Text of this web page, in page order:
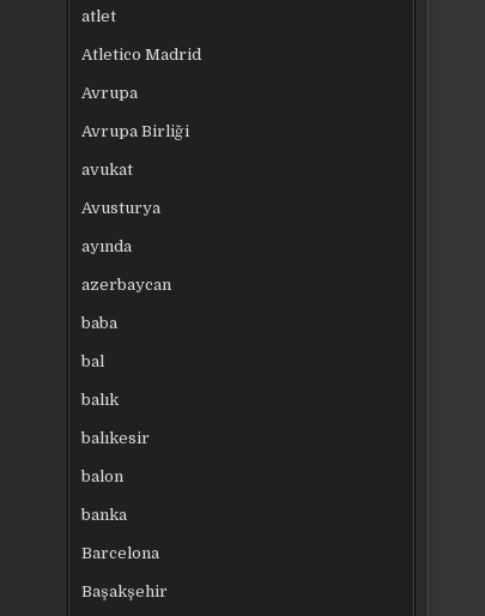
atlet
Atletico Madrid
Avrupa
Avrupa Birliği
avukat
Avusturya
ayında
azerbaycan
baba
bal
balık
balıkesir
balon
banka
Barcelona
Başakşehir